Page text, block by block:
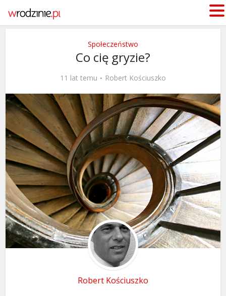
Społeczeństwo
Co cię gryzie?
11 lat temu Robert Kościuszko
Robert Kościuszko